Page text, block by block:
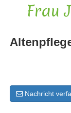
Frau
Nachricht